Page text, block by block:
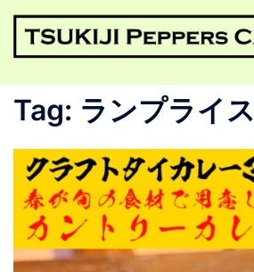
Tag: ランプライス